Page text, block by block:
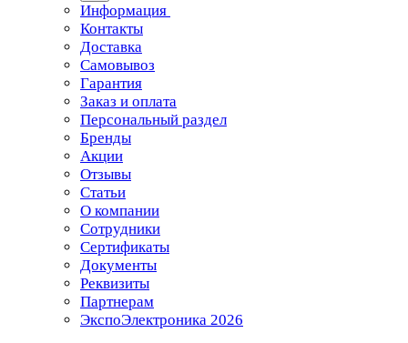
Информация
Контакты
Доставка
Самовывоз
Гарантия
Заказ и оплата
Персональный раздел
Бренды
Акции
Отзывы
Статьи
О компании
Сотрудники
Сертификаты
Документы
Реквизиты
Партнерам
ЭкспоЭлектроника 2026